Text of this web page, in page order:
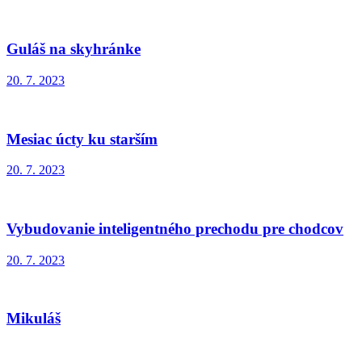
Guláš na skyhránke
20. 7. 2023
Mesiac úcty ku starším
20. 7. 2023
Vybudovanie inteligentného prechodu pre chodcov
20. 7. 2023
Mikuláš